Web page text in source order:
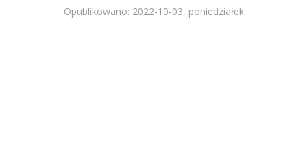
Opublikowano: 2022-10-03, poniedziałek